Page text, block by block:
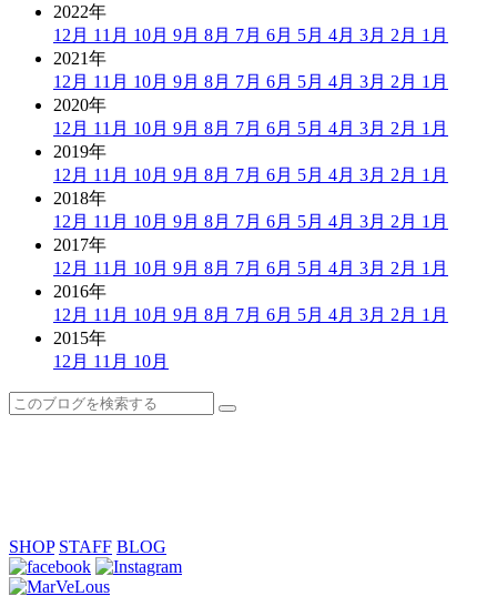
2022年
12月 11月 10月 9月 8月 7月 6月 5月 4月 3月 2月 1月
2021年
12月 11月 10月 9月 8月 7月 6月 5月 4月 3月 2月 1月
2020年
12月 11月 10月 9月 8月 7月 6月 5月 4月 3月 2月 1月
2019年
12月 11月 10月 9月 8月 7月 6月 5月 4月 3月 2月 1月
2018年
12月 11月 10月 9月 8月 7月 6月 5月 4月 3月 2月 1月
2017年
12月 11月 10月 9月 8月 7月 6月 5月 4月 3月 2月 1月
2016年
12月 11月 10月 9月 8月 7月 6月 5月 4月 3月 2月 1月
2015年
12月 11月 10月
SHOP STAFF BLOG